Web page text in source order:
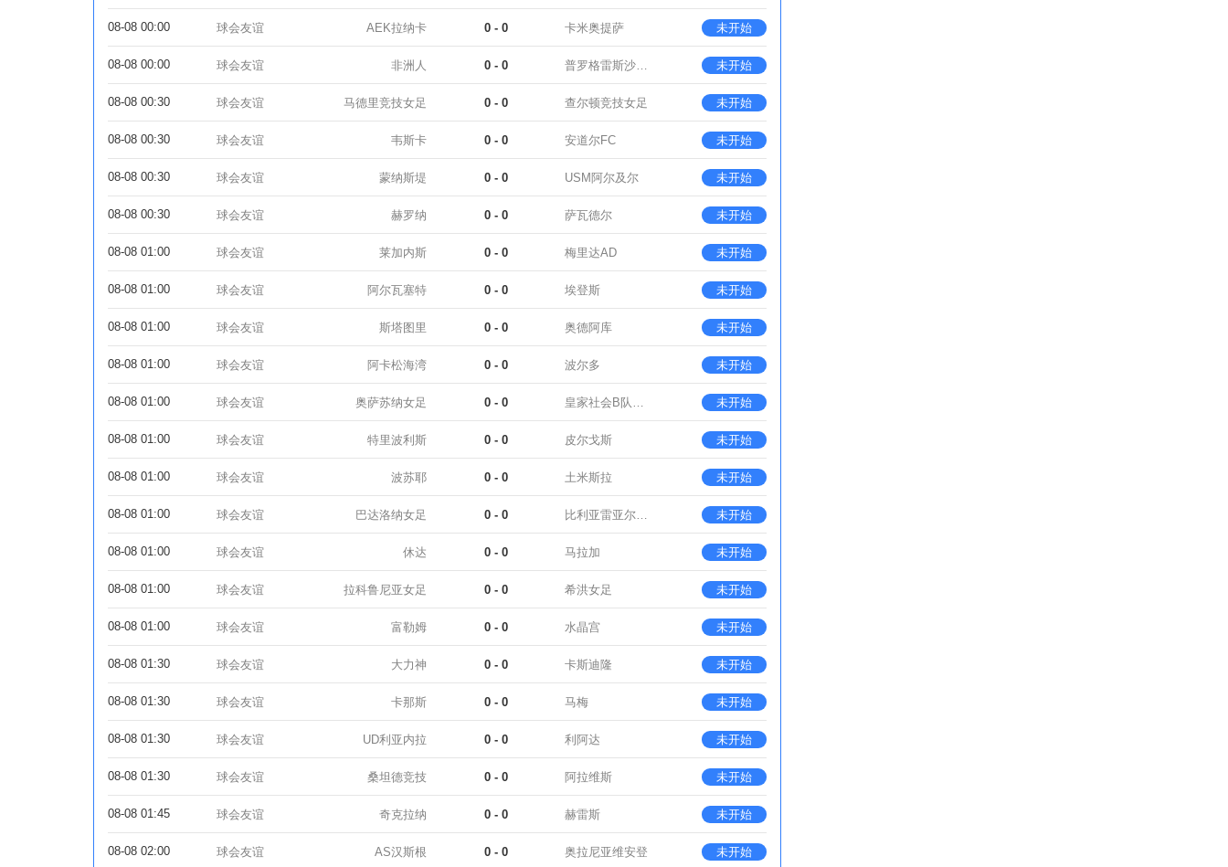
08-08 00:00 球会友谊 AEK拉纳卡 0 - 0 卡米奥提萨 未开始
08-08 00:00 球会友谊 非洲人 0 - 0 普罗格雷斯沙基特 未开始
08-08 00:30 球会友谊 马德里竞技女足 0 - 0 查尔顿竞技女足 未开始
08-08 00:30 球会友谊 韦斯卡 0 - 0 安道尔FC 未开始
08-08 00:30 球会友谊 蒙纳斯堤 0 - 0 USM阿尔及尔 未开始
08-08 00:30 球会友谊 赫罗纳 0 - 0 萨瓦德尔 未开始
08-08 01:00 球会友谊 莱加内斯 0 - 0 梅里达AD 未开始
08-08 01:00 球会友谊 阿尔瓦塞特 0 - 0 埃登斯 未开始
08-08 01:00 球会友谊 斯塔图里 0 - 0 奥德阿库 未开始
08-08 01:00 球会友谊 阿卡松海湾 0 - 0 波尔多 未开始
08-08 01:00 球会友谊 奥萨苏纳女足 0 - 0 未开始
08-08 01:00 球会友谊 特里波利斯 0 - 0 皮尔戈斯 未开始
08-08 01:00 球会友谊 波苏耶 0 - 0 土米斯拉 未开始
08-08 01:00 球会友谊 巴达洛纳女足 0 - 0 比利亚雷亚尔女足 未开始
08-08 01:00 球会友谊 休达 0 - 0 马拉加 未开始
08-08 01:00 球会友谊 拉科鲁尼亚女足 0 - 0 希洪女足 未开始
08-08 01:00 球会友谊 富勒姆 0 - 0 水晶宫 未开始
08-08 01:30 球会友谊 大力神 0 - 0 卡斯迪隆 未开始
08-08 01:30 球会友谊 卡那斯 0 - 0 马梅 未开始
08-08 01:30 球会友谊 UD利亚内拉 0 - 0 利阿达 未开始
08-08 01:30 球会友谊 桑坦德竞技 0 - 0 阿拉维斯 未开始
08-08 01:45 球会友谊 奇克拉纳 0 - 0 赫雷斯 未开始
08-08 02:00 球会友谊 AS汉斯根 0 - 0 奥拉尼亚维安登 未开始